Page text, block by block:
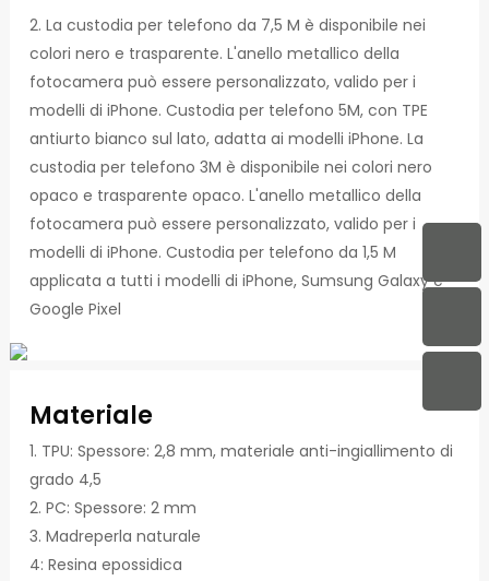
2. La custodia per telefono da 7,5 M è disponibile nei
colori nero e trasparente. L'anello metallico della
fotocamera può essere personalizzato, valido per i
modelli di iPhone. Custodia per telefono 5M, con TPE
antiurto bianco sul lato, adatta ai modelli iPhone. La
custodia per telefono 3M è disponibile nei colori nero
opaco e trasparente opaco. L'anello metallico della
fotocamera può essere personalizzato, valido per i
modelli di iPhone. Custodia per telefono da 1,5 M
applicata a tutti i modelli di iPhone, Sumsung Galaxy e
Google Pixel
Materiale
1. TPU: Spessore: 2,8 mm, materiale anti-ingiallimento di
grado 4,5
2. PC: Spessore: 2 mm
3. Madreperla naturale
4: Resina epossidica